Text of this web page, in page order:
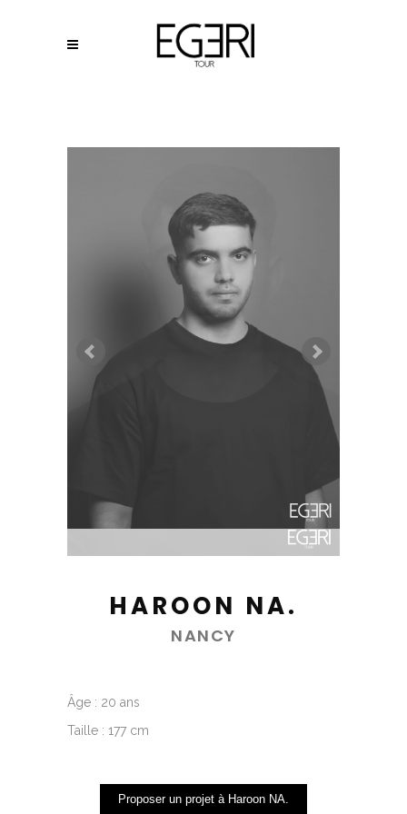
HAROON NA.
NANCY
Âge : 20 ans
Taille : 177 cm
Proposer un projet à Haroon NA.